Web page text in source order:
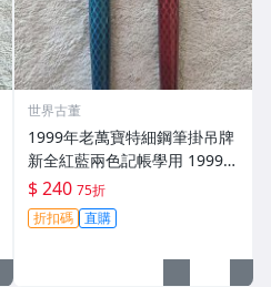
世界古董
1999年老萬寶特細鋼筆掛吊牌
新全紅藍兩色記帳學用 1999年
萬寶 筆記本
$ 240 75折
折扣碼 直購